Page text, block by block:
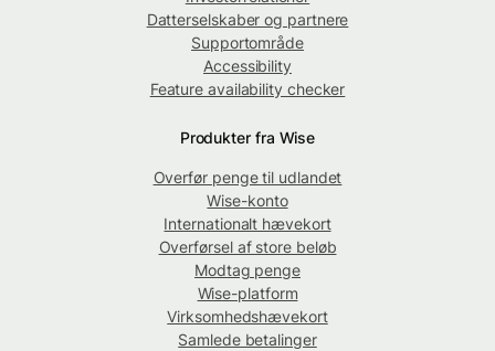
Datterselskaber og partnere
Supportområde
Accessibility
Feature availability checker
Produkter fra Wise
Overfør penge til udlandet
Wise-konto
Internationalt hævekort
Overførsel af store beløb
Modtag penge
Wise-platform
Virksomhedshævekort
Samlede betalinger